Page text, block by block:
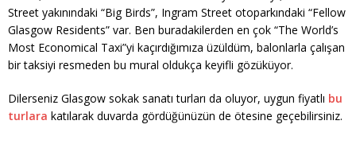
Street yakınındaki “Big Birds”, Ingram Street otoparkındaki “Fellow
Glasgow Residents” var. Ben buradakilerden en çok “The World’s
Most Economical Taxi”yi kaçırdığımıza üzüldüm, balonlarla çalışan
bir taksiyi resmeden bu mural oldukça keyifli gözüküyor.
Dilerseniz Glasgow sokak sanatı turları da oluyor, uygun fiyatlı bu
turlara katılarak duvarda gördüğünüzün de ötesine geçebilirsiniz.